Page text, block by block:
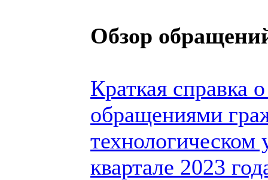
Обзор
Краткая справка
обращениями
технологическом
квартале 2023